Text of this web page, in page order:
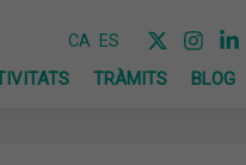
CA ES
TRÀMITS BLOG